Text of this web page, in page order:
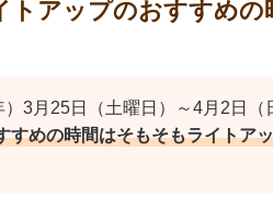
トアップのおすすめの
）3月25日（土曜日）～4月2日
すめの時間はそもそもライトア